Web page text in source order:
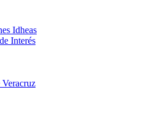
Idheas
Interés
Veracruz